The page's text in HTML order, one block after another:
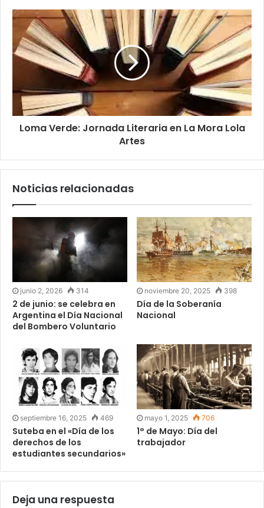
Loma Verde: Jornada Literaria en La Mora Lola
Artes
Noticias relacionadas
junio 2, 2026 314
2 de junio: se celebra en
Argentina el Día Nacional
del Bombero Voluntario
noviembre 20, 2025 398
Día de la Soberanía
Nacional
septiembre 16, 2025 469
Suteba en el «Día de los
derechos de los
estudiantes secundarios»
mayo 1, 2025 706
1° de Mayo: Día del
trabajador
Deja una respuesta